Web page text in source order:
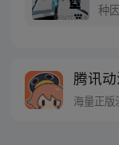
种
取
还
腾讯
海量正版